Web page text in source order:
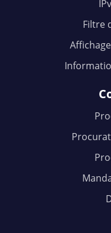
Filtre